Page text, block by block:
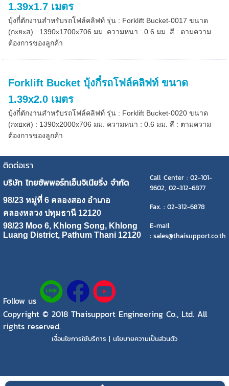
1.39x1.7 เมตร
บุ้งกี๋ตักงานสำหรับรถโฟล์คลิฟท์ รุ่น : Forklift Bucket-0017 ขนาด
(กxยxส) : 1390x1700x706 มม. ความหนา : 0.6 มม. สี : ตามความ
ต้องการของลูกค้า
Forklift Bucket บุ้งกี๋รถโฟล์คลิฟท์ ขนาด
1.39x2.0 เมตร
บุ้งกี๋ตักงานสำหรับรถโฟล์คลิฟท์ รุ่น : Forklift Bucket-0020 ขนาด
(กxยxส) : 1390x2000x706 มม. ความหนา : 0.6 มม. สี : ตามความ
ต้องการของลูกค้า
ติดต่อเรา
บริษัท ไทยซัพพอร์ทเอ็นจิเนียริ่ง จำกัด
Call Center : 02-101-
9602, 02-312-6877
98/23 หมู่ที่ 6 คลองสอง อำเภอ
คลองหลวง ปทุมธานี 12120
Fax. : 02-312-6878
98/23 Moo 6, Khlong Song, Khlong
Luang District, Pathum Thani 12120
E-mail
: sales@thaisupport.co.th
Follow us
Copyright © 2018 Thaisupport Engineering Co., Ltd. All
rights reserved.
เงื่อนไขการใช้บริการ | นโยบายความเป็นส่วนตัว